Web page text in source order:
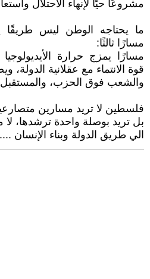
مشروعًا حيًا لإنهاء الاحتلال
ما يحتاجه الوطن ليس طريقًا
مسارًا ثالثًا:
مسارًا يمزج حرارة
قوة الانتماء مع عقلانية
والشعب فوق الحزب،
فلسطين لا تريد مسارين
بل تريد بوصلة واحدة ترشدها،
الي طريق الدولة وبناء الإنسان ....